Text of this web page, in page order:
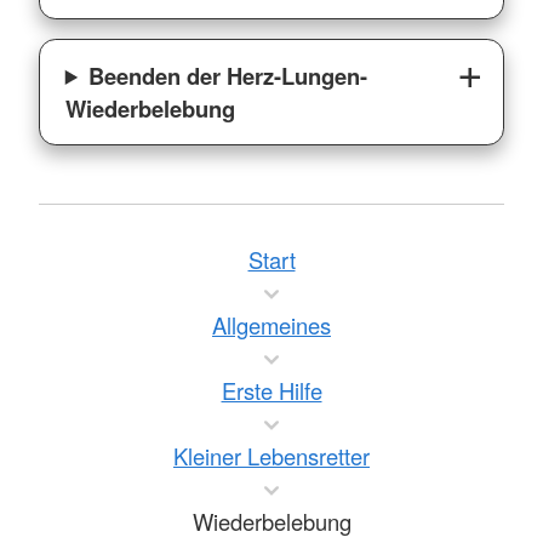
Beenden der Herz-Lungen-
Wiederbelebung
Start
Allgemeines
Erste Hilfe
Kleiner Lebensretter
Wiederbelebung